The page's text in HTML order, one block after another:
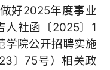
好2025年度事业
人社函〔2025〕1
学院公开招聘实施
〕75号）相关政